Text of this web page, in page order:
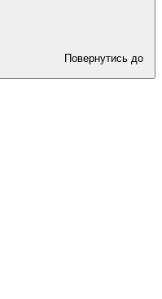
Повернутись до